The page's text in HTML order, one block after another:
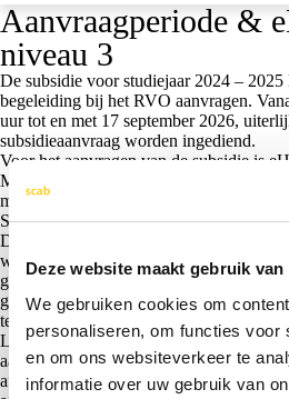
Deze website maakt gebruik van
We gebruiken cookies om
personaliseren, om functies voor
en om ons websiteverkeer te
informatie over uw gebruik van
Aanvraagperiode &
niveau 3
De subsidie voor studiejaar 2024 –
begeleiding bij het RVO aanvragen.
uur tot en met 17 september 2026,
subsidieaanvraag worden ingediend.
Voor het aanvragen van de subsidie is
Mocht je hier nog niet over beschikken,
mogelijk aan. De aanvraag neemt enige
Subsidieaanvraag door Scab
De subsidieaanvraag kunnen wij
weten of je in aanmerking komt voor de
graag ondersteuning bij het indienen van
graag voor je op. Alle bijbehorende
tegen een uurtarief van € 100*,- excl.
Let op: wil je gebruikmaken van onze
aanvragen van de Subsidieregeling
afloop van de begeleiding, of in ieder